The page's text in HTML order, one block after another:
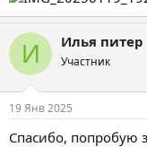
И Илья питер
Участник
19 Янв 2025
Спасибо, попробую